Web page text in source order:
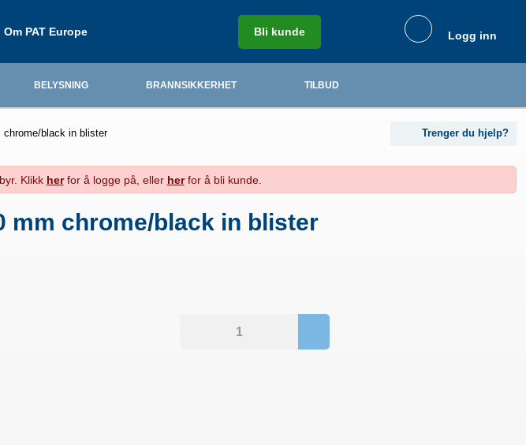
Om PAT Europe Bli kunde Logg inn
BELYSNING BRANNSIKKERHET TILBUD
chrome/black in blister Trenger du hjelp?
Klikk herfor å logge på, eller herfor å bli kunde.
mm chrome/black in blister